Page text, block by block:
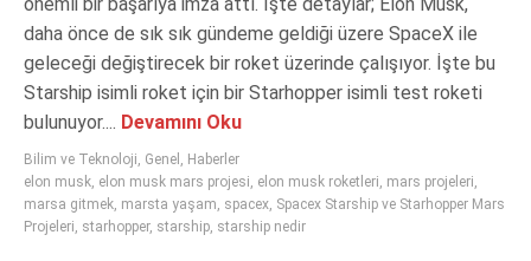
daha önce de sık sık gündeme geldiği üzere SpaceX ile
geleceği değiştirecek bir roket üzerinde çalışıyor. İşte bu
Starship isimli roket için bir Starhopper isimli test roketi
bulunuyor.... Devamını Oku
Bilim ve Teknoloji, Genel , Haberler
elon musk, elon musk mars projesi, elon musk roketleri, mars projeleri,
marsa gitmek, marsta yaşam, spacex, Spacex Starship ve Starhopper Mars
Projeleri, starhopper, starship, starship nedir